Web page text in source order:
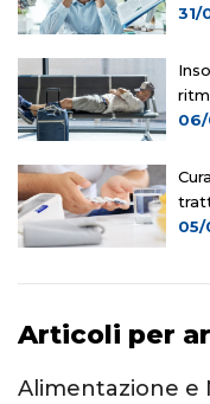
31/
06/
05/
Articoli per
Alimentazione e